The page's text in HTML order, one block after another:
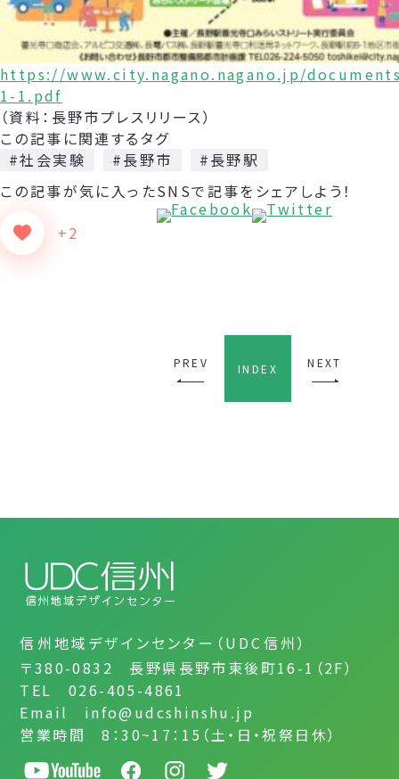
https://www.city.nagano.nagano.jp/
1-1.pdf
（資料：長野市プレスリリース）
この記事に関連するタグ
#社会実験
#長野市
#長野駅
この記事が気に入った
+2
SNSで記事をシェアしよう！
PREV INDEX NEXT
信州地域デザインセンター（UDC信州）
〒380-0832 長野県長野市東後町16-1（2F）
TEL 026-405-4861
Email info@udcshinshu.jp
営業時間 8：30~17：15（土・日・祝祭日休）